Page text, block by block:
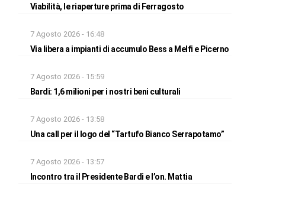
Viabilità, le riaperture prima di Ferragosto
7 Agosto 2026 - 16:48
Via libera a impianti di accumulo Bess a Melfi e Picerno
7 Agosto 2026 - 15:59
Bardi: 1,6 milioni per i nostri beni culturali
7 Agosto 2026 - 13:58
Una call per il logo del “Tartufo Bianco Serrapotamo”
7 Agosto 2026 - 13:57
Incontro tra il Presidente Bardi e l’on. Mattia